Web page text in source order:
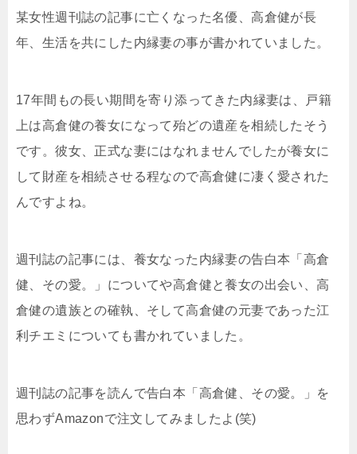
某女性週刊誌の記事に亡くなった名優、高倉健が長
年、生活を共にした内縁妻の事が書かれていました。
17年間もの長い期間を寄り添ってきた内縁妻は、戸籍
上は高倉健の養女になって殆どの遺産を相続したそう
です。彼女、正式な妻にはなれませんでしたが養女に
して財産を相続させる程なので高倉健に凄く愛された
んですよね。
週刊誌の記事には、養女なった内縁妻の告白本「高倉
健、その愛。」についてや高倉健と養女の出会い、高
倉健の遺族との確執、そして高倉健の元妻であった江
利チエミについても書かれていました。
週刊誌の記事を読んで告白本「高倉健、その愛。」を
思わずAmazonで注文してみましたよ(笑)